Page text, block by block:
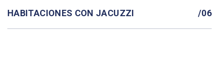
HABITACIONES CON JACUZZI /06